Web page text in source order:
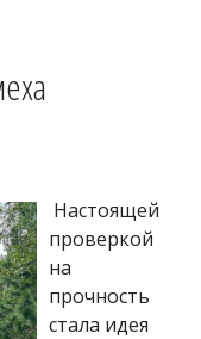
Настоящей
проверкой
на
прочность
стала идея